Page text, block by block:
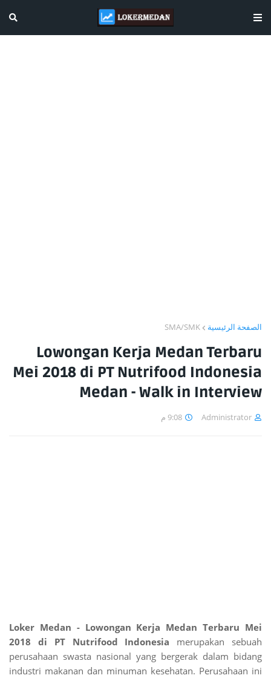
الصفحة الرئيسية SMA/SMK
Lowongan Kerja Medan Terbaru
Mei 2018 di PT Nutrifood Indonesia
Medan - Walk in Interview
Administrator 9:08 م
Loker Medan - Lowongan Kerja Medan Terbaru Mei
2018 di PT Nutrifood Indonesia merupakan sebuah
perusahaan swasta nasional yang bergerak dalam bidang
industri makanan dan minuman kesehatan. Perusahaan ini